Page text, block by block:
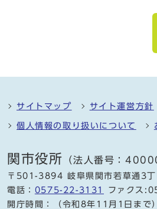
サイトマップ サイト運営方針
個人情報の取り扱いについて
関市役所 （法人番号：
〒501-3894 岐阜県関市若草通3丁
電話： 0575-22-3131
ファクス
開庁時間：（令和8年11月1日ま